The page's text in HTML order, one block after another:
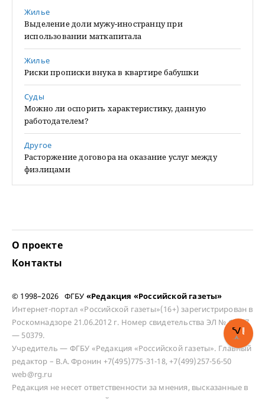
Жилье
Выделение доли мужу-иностранцу при
использовании маткапитала
Жилье
Риски прописки внука в квартире бабушки
Суды
Можно ли оспорить характеристику, данную
работодателем?
Другое
Расторжение договора на оказание услуг между
физлицами
О проекте
Контакты
© 1998–2026 ФГБУ «Редакция «Российской газеты»
Интернет-портал «Российской газеты»(16+) зарегистрирован в
Роскомнадзоре 21.06.2012 г. Номер свидетельства ЭЛ № ФС 77
— 50379.
Учредитель — ФГБУ «Редакция «Российской газеты». Главный
редактор – В.А. Фронин +7(495)775-31-18, +7(499)257-56-50
web@rg.ru
Редакция не несет ответственности за мнения, высказанные в